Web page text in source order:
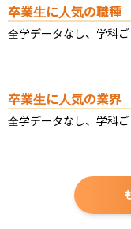
卒業生に人気の職種
全学データなし、学科
卒業生に人気の業界
全学データなし、学科